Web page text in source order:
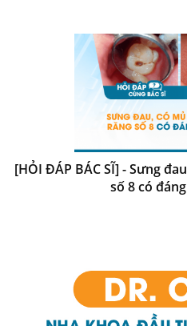
[HỎI ĐÁP BÁC SĨ] - Sưng
số 8 có